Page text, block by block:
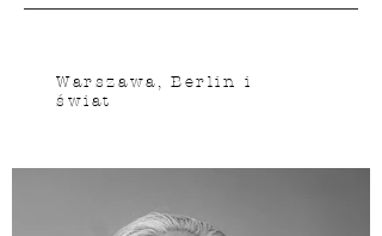
Warszawa, Berlin i
świat